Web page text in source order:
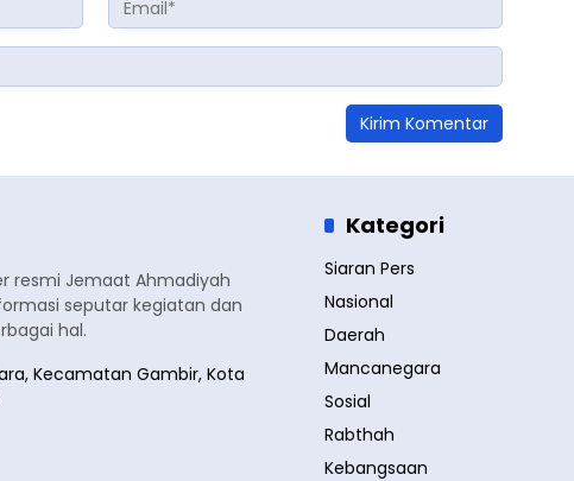
resmi Jemaat Ahmadiyah
seputar kegiatan dan
hal.
Kecamatan Gambir, Kota
Kategori
Siaran Pers
Nasional
Daerah
Mancanegara
Sosial
Rabthah
Kebangsaan